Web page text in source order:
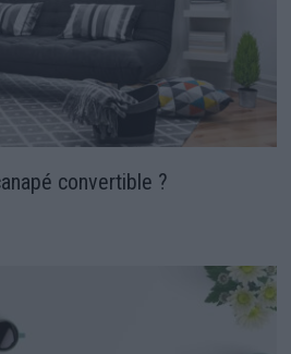
convertible ?